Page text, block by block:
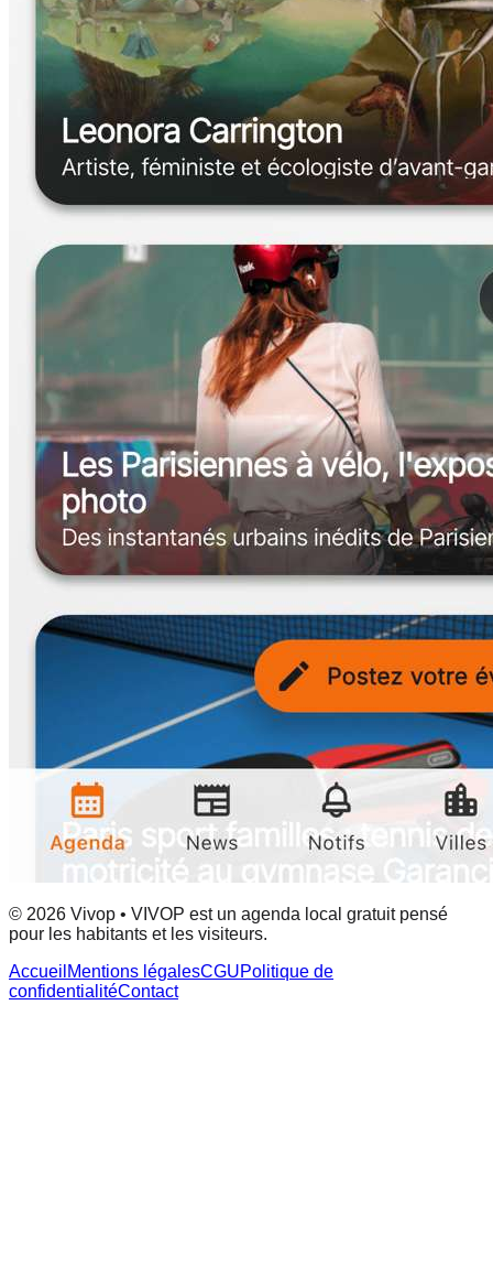
© 2026 Vivop • VIVOP est un agenda local gratuit pensé
pour les habitants et les visiteurs.
Accueil Mentions légalesCGUPolitique de
confidentialitéContact